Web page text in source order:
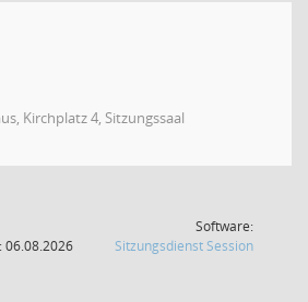
Kirchplatz 4, Sitzungssaal
Software:
Sitzungsdienst Session(Wird in